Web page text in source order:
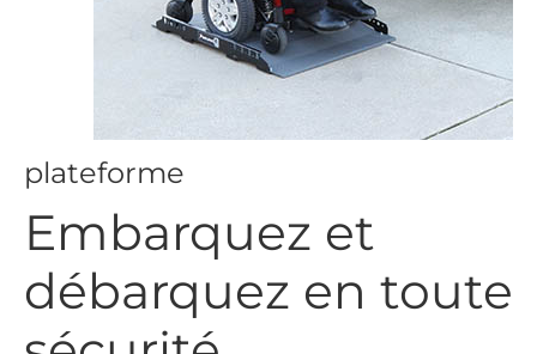
plateforme
Embarquez et
débarquez en toute